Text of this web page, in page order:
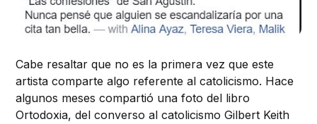
Cabe resaltar que no es la primera vez que este
artista comparte algo referente al catolicismo. Hace
algunos meses compartió una foto del libro
Ortodoxia, del converso al catolicismo Gilbert Keith